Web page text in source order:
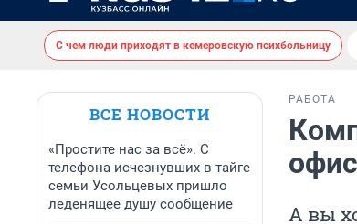
С чем люди приходят в кемеровскую психбольницу
ВСЕ НОВОСТИ
«Простите нас за всё». С
телефона исчезнувших в тайге
семьи Усольцевых пришло
леденящее душу сообщение
РАБОТА
А вы